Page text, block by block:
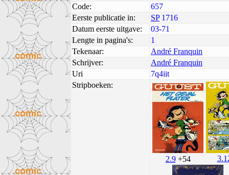
Code:
657
Eerste publicatie in:
SP1716
Datum eerste uitgave:
03-71
Lengte in pagina's:
1
Tekenaar:
André Franquin
Schrijver:
André Franquin
Uri
7q4iit
Stripboeken:
2.9+54